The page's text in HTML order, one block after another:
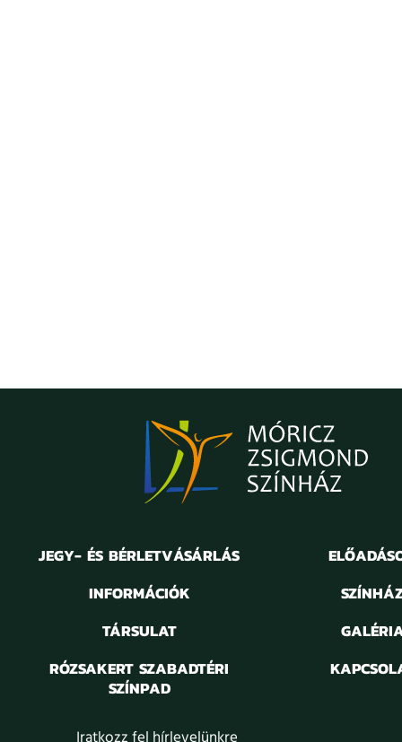
JEGY- ÉS BÉRLETVÁSÁRLÁS
INFORMÁCIÓK
TÁRSULAT
RÓZSAKERT SZABADTÉRI
SZÍNPAD